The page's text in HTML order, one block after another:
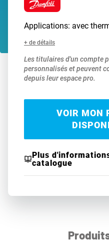
Applications: avec
+ de détails
Les titulaires d'un compte
personnalisés et peuvent
depuis leur espace pro.
VOIR MON
Plus
catalogue